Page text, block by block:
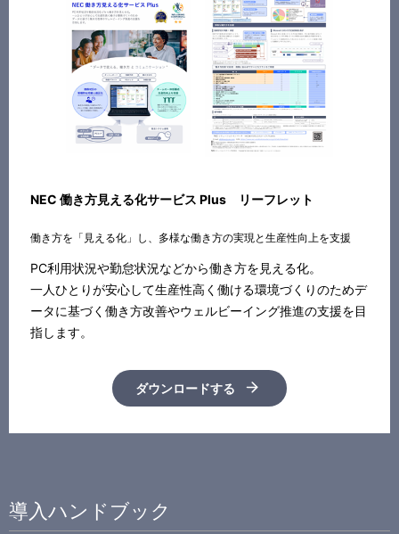
NEC 働き方見える化サービス Plus リーフレット
働き方を「見える化」し、多様な働き方の実現と生産性向上を支援
PC利用状況や勤怠状況などから働き方を見える化。
一人ひとりが安心して生産性高く働ける環境づくりのためデ
ータに基づく働き方改善やウェルビーイング推進の支援を目
指します。
ダウンロードする
導入ハンドブック